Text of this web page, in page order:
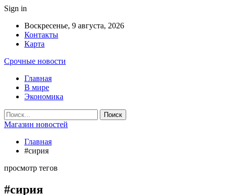
Sign in
Воскресенье, 9 августа, 2026
Контакты
Карта
Срочные новости
Главная
В мире
Экономика
Магазин новостей
Главная
#сирия
просмотр тегов
#сирия